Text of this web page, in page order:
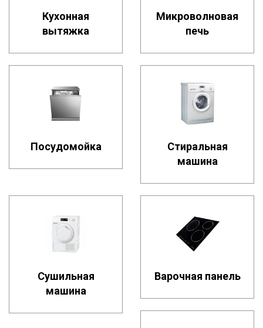
Кухонная
вытяжка
Микроволновая
печь
Посудомойка
Стиральная
машина
Сушильная
машина
Варочная панель